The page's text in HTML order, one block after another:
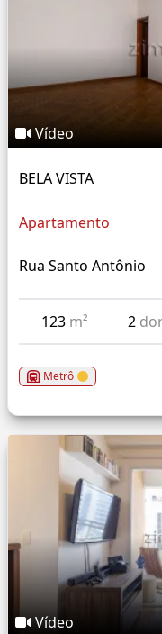
Vídeo
BELA VISTA
Apartamento
Rua Santo Antônio
123 m² 2
Metrô
Vídeo